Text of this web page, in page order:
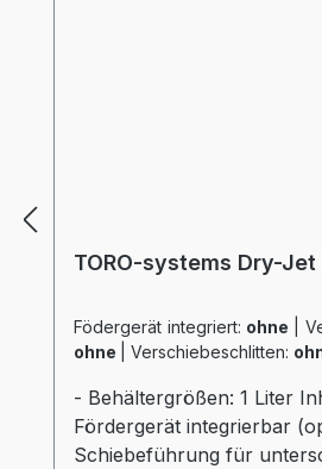
TORO-systems Dry-Jet
Födergerät integriert: ohne
ohne
Verschiebeschlitten:
- Behältergrößen: 1 Liter
Fördergerät integrierbar
Schiebeführung für